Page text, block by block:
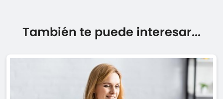
También te puede interesar...